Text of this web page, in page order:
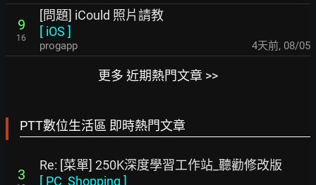
9
16
[問題] iCould 照片請教
[ iOS ]
progapp 4天前, 08/05
更多 近期熱門文章 >>
PTT數位生活區 即時熱門文章
3
Re: [菜單] 250K深度學習工作站_聽勸修改版
[ PC_Shopping ]